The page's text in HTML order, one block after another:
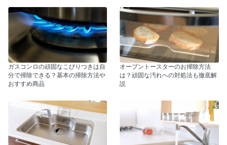
ガスコンロの頑固なこびりつきは自
分で掃除できる？基本の掃除方法や
おすすめ商品
オーブントースターのお掃除方法
は？頑固な汚れへの対処法も徹底解
説